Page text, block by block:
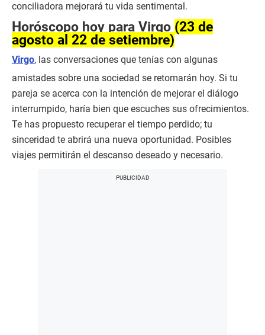
conciliadora mejorará tu vida sentimental.
Horóscopo hoy para Virgo (23 de
agosto al 22 de setiembre)
Virgo, las conversaciones que tenías con algunas
amistades sobre una sociedad se retomarán hoy. Si tu
pareja se acerca con la intención de mejorar el diálogo
interrumpido, haría bien que escuches sus ofrecimientos.
Te has propuesto recuperar el tiempo perdido; tu
sinceridad te abrirá una nueva oportunidad. Posibles
viajes permitirán el descanso deseado y necesario.